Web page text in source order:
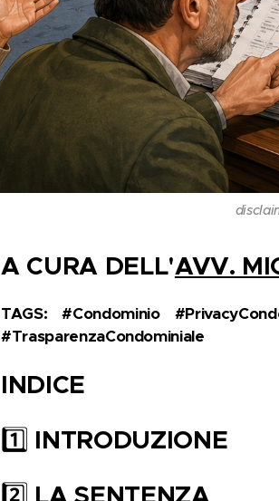
A CURA DELL'AVV.
TAGS:#Condominio
#TrasparenzaCondominiale
INDICE
1️⃣ INTRODUZIONE